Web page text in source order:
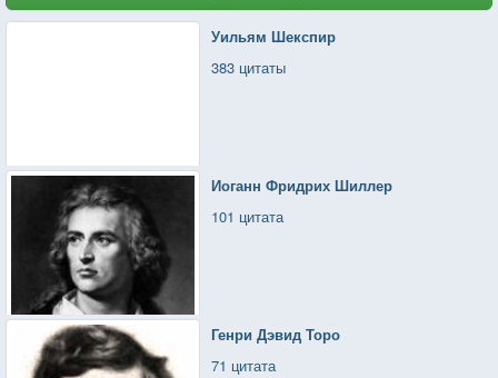
Уильям Шекспир
383 цитаты
Иоганн Фридрих Шиллер
101 цитата
Генри Дэвид Торо
71 цитата